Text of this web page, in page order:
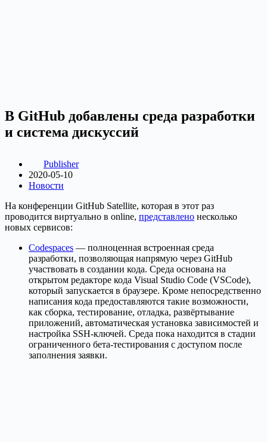
В GitHub добавлены среда разработки
и система дискуссий
Publisher
2020-05-10
Новости
На конференции GitHub Satellite, которая в этот раз
проводится виртуально в online, представлено несколько
новых сервисов:
Codespaces — полноценная встроенная среда
разработки, позволяющая напрямую через GitHub
участвовать в создании кода. Среда основана на
открытом редакторе кода Visual Studio Code (VSCode),
который запускается в браузере. Кроме непосредственно
написания кода предоставляются такие возможности,
как сборка, тестирование, отладка, развёртывание
приложений, автоматическая установка зависимостей и
настройка SSH-ключей. Среда пока находится в стадии
ограниченного бета-тестирования с доступом после
заполнения заявки.